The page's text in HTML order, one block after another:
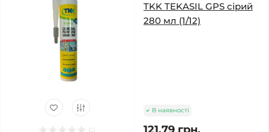
TKK TEKASIL GPS сірий
280 мл (1/12)
В наявності